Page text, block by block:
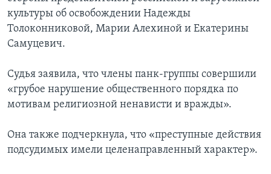
культуры об освобождении Надежды
Толоконниковой, Марии Алехиной и Екатерины
Самуцевич.
Судья заявила, что члены панк-группы совершили
«грубое нарушение общественного порядка по
мотивам религиозной ненависти и вражды».
Она также подчеркнула, что «преступные действия
подсудимых имели целенаправленный характер».